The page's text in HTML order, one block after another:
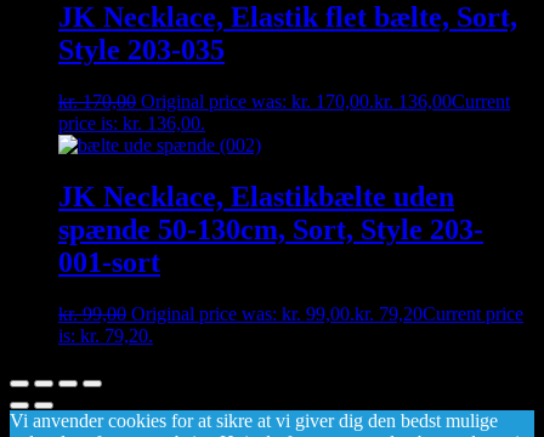
JK Necklace, Elastik flet bælte, Sort,
Style 203-035
kr.170,00 Original price was: kr. 170,00.kr. 136,00Current
price is: kr. 136,00.
JK Necklace, Elastikbælte uden
spænde 50-130cm, Sort, Style 203-
001-sort
kr.99,00 Original price was: kr. 99,00.kr. 79,20Current price
is: kr. 79,20.
Vi anvender cookies for at sikre at vi giver dig den bedst mulige